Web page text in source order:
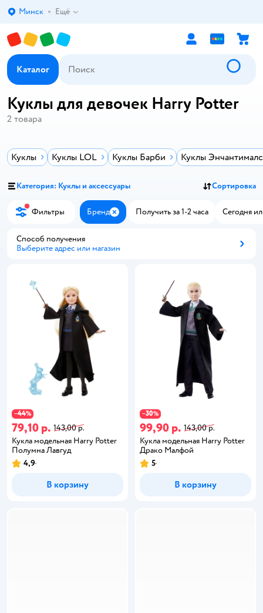
Выбор адреса доставки.
Минск Ещё
Каталог
Куклы для девочек Harry Potter
2 товара
Куклы Куклы LOL Куклы Барби Куклы Энчантималс
Категория: Куклы и аксессуары Сортировка
Фильтры Бренд ЗакрытьПолучить за 1-2 часа Сегодня
Способ получения
Выберите адрес или магазин
−44%
79,10 р. 143,00 р.
Кукла модельная Harry Potter
Полумна Лавгуд
4,9
В корзину
−30%
99,90 р. 143,00 р.
Кукла модельная Harry Potter
Драко Малфой
5
В корзину